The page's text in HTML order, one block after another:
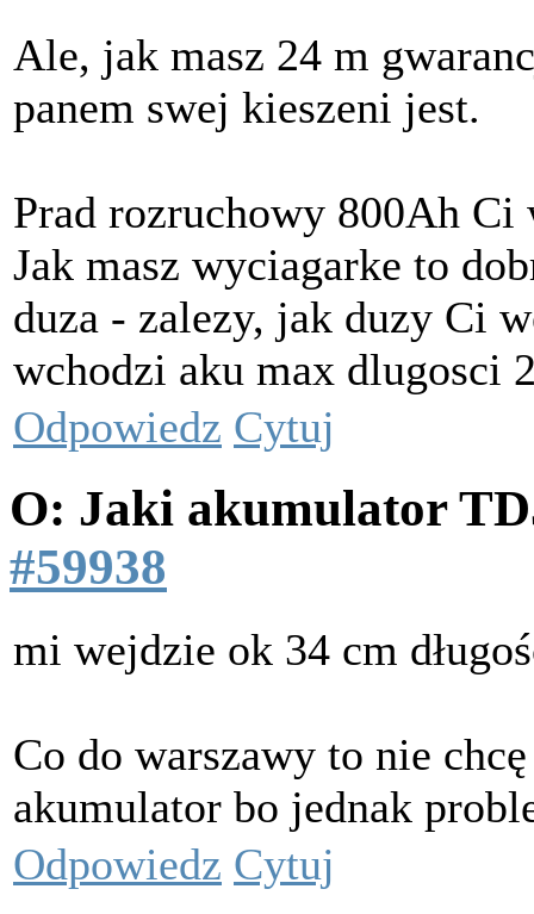
Ale, jak masz 24 m
panem swej kieszeni jest.
Prad rozruchowy 800Ah Ci
Jak masz wyciagarke to
duza - zalezy, jak duzy Ci
wchodzi aku max dlugosci
Odpowiedz Cytuj
O: Jaki akumulator
#59938
mi wejdzie ok 34 cm
Co do warszawy to nie
akumulator bo jednak
Odpowiedz Cytuj